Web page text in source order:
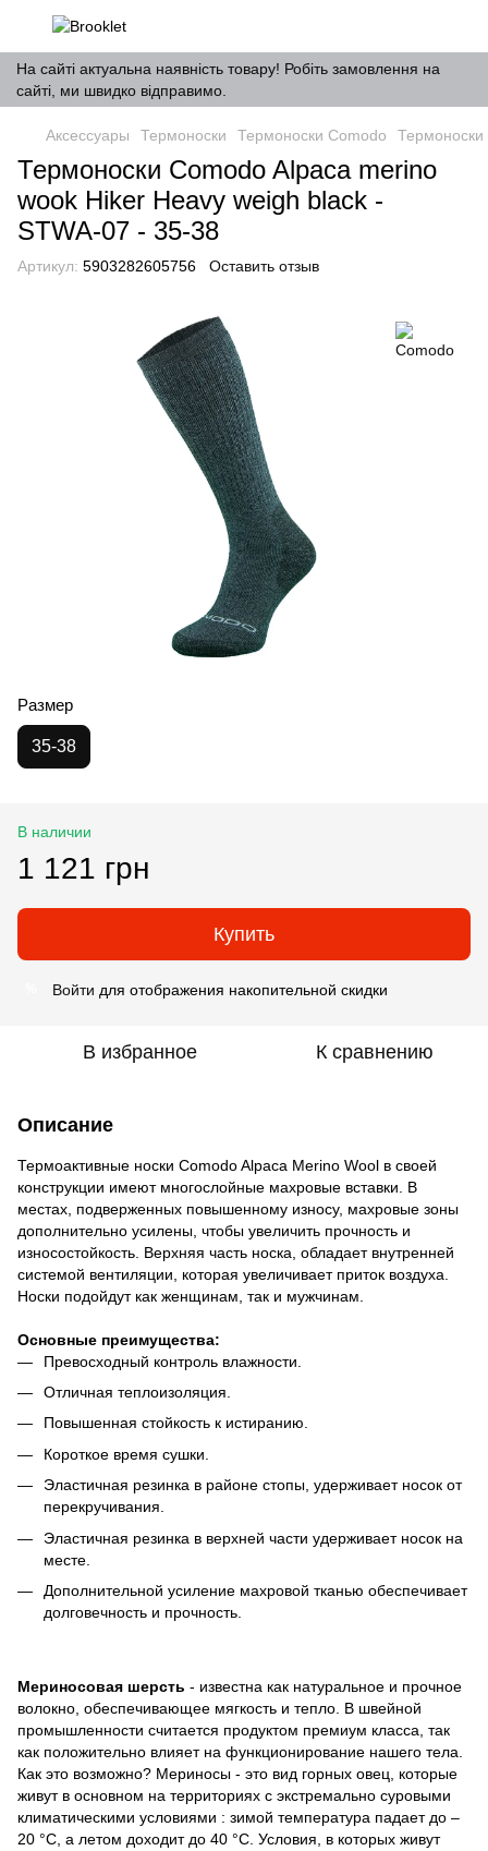
На сайті актуальна наявність товару! Робіть замовлення на
сайті, ми швидко відправимо.
Аксессуары Термоноски Термоноски Comodo
Термоноски Comodo Alpaca merino
wook Hiker Heavy weigh black -
STWA-07 - 35-38
Артикул: 5903282605756 Оставить отзыв
Размер
35-38
В наличии
1 121 грн
Купить
Войти для отображения накопительной скидки
В избранное К сравнению
Описание
Термоактивные носки Comodo Alpaca Merino Wool в своей
конструкции имеют многослойные махровые вставки. В
местах, подверженных повышенному износу, махровые зоны
дополнительно усилены, чтобы увеличить прочность и
износостойкость. Верхняя часть носка, обладает внутренней
системой вентиляции, которая увеличивает приток воздуха.
Носки подойдут как женщинам, так и мужчинам.
Основные преимущества:
Превосходный контроль влажности.
Отличная теплоизоляция.
Повышенная стойкость к истиранию.
Короткое время сушки.
Эластичная резинка в районе стопы, удерживает носок от
перекручивания.
Эластичная резинка в верхней части удерживает носок на
месте.
Дополнительной усиление махровой тканью обеспечивает
долговечность и прочность.
Мериносовая шерсть - известна как натуральное и прочное
волокно, обеспечивающее мягкость и тепло. В швейной
промышленности считается продуктом премиум класса, так
как положительно влияет на функционирование нашего тела.
Как это возможно? Мериносы - это вид горных овец, которые
живут в основном на территориях с экстремально суровыми
климатическими условиями : зимой температура падает до –
20 °C, а летом доходит до 40 °C. Условия, в которых живут